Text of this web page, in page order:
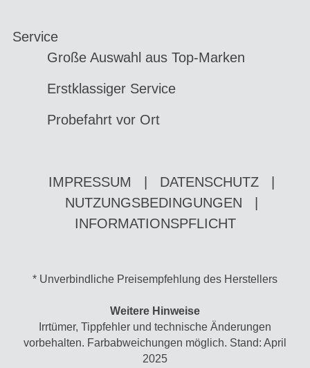
Service
Große Auswahl aus Top-Marken
Erstklassiger Service
Probefahrt vor Ort
IMPRESSUM DATENSCHUTZ
NUTZUNGSBEDINGUNGEN
INFORMATIONSPFLICHT
* Unverbindliche Preisempfehlung des Herstellers
Weitere Hinweise
Irrtümer, Tippfehler und technische Änderungen
vorbehalten. Farbabweichungen möglich. Stand: April
2025